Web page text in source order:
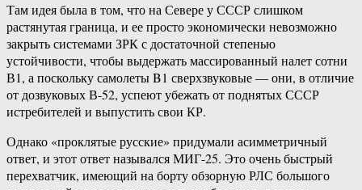
Там идея была в том, что на Севере у СССР слишком
растянутая граница, и ее просто экономически невозможно
закрыть системами ЗРК с достаточной степенью
устойчивости, чтобы выдержать массированный налет сотни
В1, а поскольку самолеты B1 сверхзвуковые — они, в отличие
от дозвуковых В-52, успеют убежать от поднятых СССР
истребителей и выпустить свои КР.
Однако «проклятые русские» придумали асимметричный
ответ, и этот ответ назывался МИГ-25. Это очень быстрый
перехватчик, имеющий на борту обзорную РЛС большого